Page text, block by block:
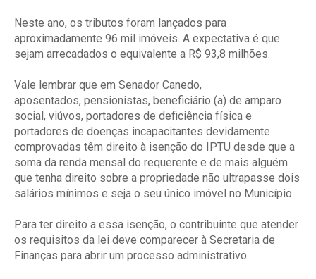
Neste ano, os tributos foram lançados para
aproximadamente 96 mil imóveis. A expectativa é que
sejam arrecadados o equivalente a R$ 93,8 milhões.
Vale lembrar que em Senador Canedo,
aposentados, pensionistas, beneficiário (a) de amparo
social, viúvos, portadores de deficiência física e
portadores de doenças incapacitantes devidamente
comprovadas têm direito à isenção do IPTU desde que a
soma da renda mensal do requerente e de mais alguém
que tenha direito sobre a propriedade não ultrapasse dois
salários mínimos e seja o seu único imóvel no Município.
Para ter direito a essa isenção, o contribuinte que atender
os requisitos da lei deve comparecer à Secretaria de
Finanças para abrir um processo administrativo.